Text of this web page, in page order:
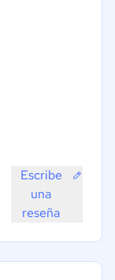
Escribe
una
reseña